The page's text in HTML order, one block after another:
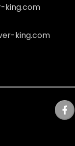
king.com
king.com